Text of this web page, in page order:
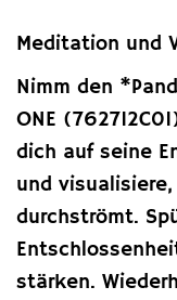
Meditation und
Nimm den
ONE
dich auf seine
und
durchströmt.
stärken.